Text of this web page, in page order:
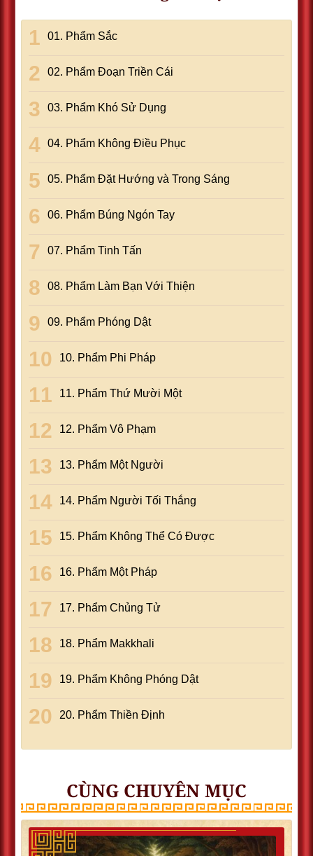
01. Phẩm Sắc
02. Phẩm Ðoạn Triền Cái
03. Phẩm Khó Sử Dụng
04. Phẩm Không Ðiều Phục
05. Phẩm Ðặt Hướng và Trong Sáng
06. Phẩm Búng Ngón Tay
07. Phẩm Tinh Tấn
08. Phẩm Làm Bạn Với Thiện
09. Phẩm Phóng Dật
10. Phẩm Phi Pháp
11. Phẩm Thứ Mười Một
12. Phẩm Vô Phạm
13. Phẩm Một Người
14. Phẩm Người Tối Thắng
15. Phẩm Không Thể Có Ðược
16. Phẩm Một Pháp
17. Phẩm Chủng Tử
18. Phẩm Makkhali
19. Phẩm Không Phóng Dật
20. Phẩm Thiền Ðịnh
CÙNG CHUYÊN MỤC